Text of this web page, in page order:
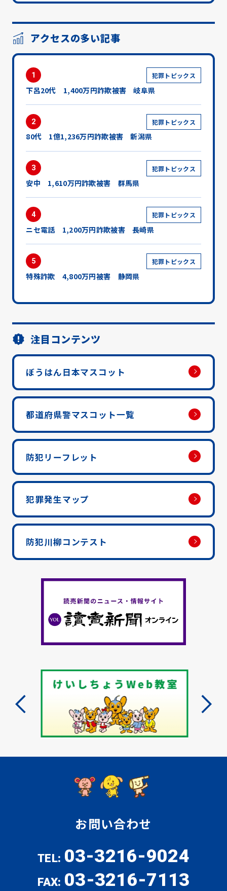
アクセスの多い記事
1 犯罪トピックス
下呂20代 1,400万円詐欺被害 岐阜県
2 犯罪トピックス
80代 1億1,236万円詐欺被害 新潟県
3 犯罪トピックス
安中 1,610万円詐欺被害 群馬県
4 犯罪トピックス
ニセ電話 1,200万円詐欺被害 長崎県
5 犯罪トピックス
特殊詐欺 4,800万円被害 静岡県
注目コンテンツ
ぼうはん日本マスコット
都道府県警マスコット一覧
防犯リーフレット
犯罪発生マップ
防犯川柳コンテスト
お問い合わせ
TEL: 03-3216-9024
FAX: 03-3216-7113